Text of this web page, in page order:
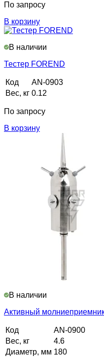
По запросу
В корзину
В наличии
Тестер FOREND
Код
AN-0903
Вес, кг 0.12
По запросу
В корзину
В наличии
Активный
Код
AN-0900
Вес, кг
4.6
Диаметр, мм 180